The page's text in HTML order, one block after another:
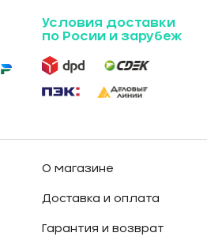
Условия доставки
по Росии и зарубеж
О магазине
Доставка и оплата
Гарантия и возврат